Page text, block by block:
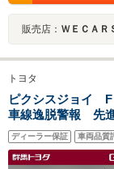
販売店： ＷＥＣＡＲ
トヨタ
ピクシスジョイ
車線逸脱警報 先
ディーラー保証 車両品質